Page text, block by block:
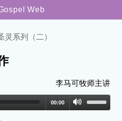
Web
灵系列（二）
李马可牧师主讲
00:00